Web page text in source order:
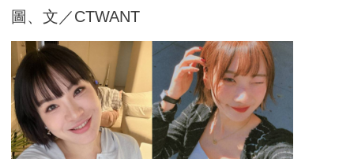
圖、文／CTWANT